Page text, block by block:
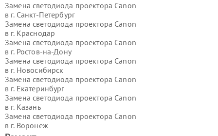
Замена светодиода проектора Canon
в г. Санкт-Петербург
Замена светодиода проектора Canon
в г. Краснодар
Замена светодиода проектора Canon
в г. Ростов-на-Дону
Замена светодиода проектора Canon
в г. Новосибирск
Замена светодиода проектора Canon
в г. Екатеринбург
Замена светодиода проектора Canon
в г. Казань
Замена светодиода проектора Canon
в г. Воронеж